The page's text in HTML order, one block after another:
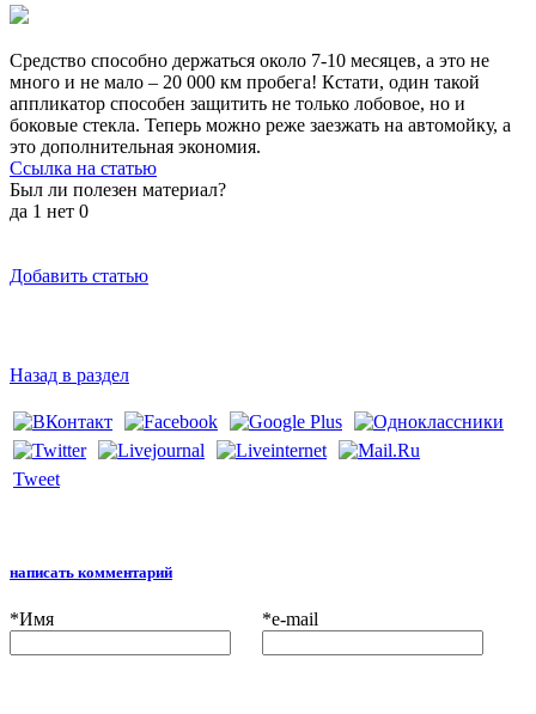
Средство способно держаться около 7-10 месяцев, а это не
много и не мало – 20 000 км пробега! Кстати, один такой
аппликатор способен защитить не только лобовое, но и
боковые стекла. Теперь можно реже заезжать на автомойку, а
это дополнительная экономия.
Ссылка на статью
Был ли полезен материал?
да 1 нет 0
Добавить статью
Назад в раздел
Tweet
написать комментарий
*Имя *e-mail